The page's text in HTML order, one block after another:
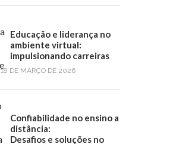
Educação e liderança no
ambiente virtual:
impulsionando carreiras
18 DE MARÇO DE 2026
Confiabilidade no ensino a
distância:
Desafios e soluções no